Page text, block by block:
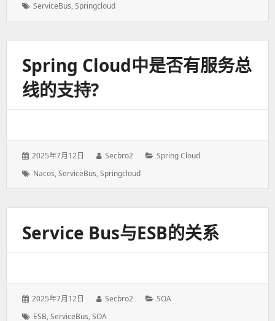
于：
标
ServiceBus,Springcloud
Spring Cloud中是否有服务总
线的支持?
发
于：
2025年7月12日
作
Secbro2
分
Spring Cloud
标
Nacos,ServiceBus,Springcloud
Service Bus与ESB的关系
发
2025年7月12日
作
Secbro2
分
SOA
标
ESB,ServiceBus,SOA